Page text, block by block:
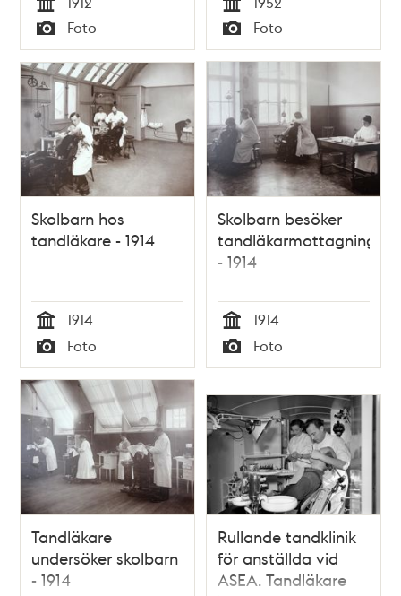
Tid
Typ
Foto Tid
Typ
Foto
Skolbarn hos
tandläkare - 1914
Tid
1914
Typ
Foto
Skolbarn besöker
tandläkarmottagning
- 1914
Tid
1914
Typ
Foto
Tandläkare
undersöker skolbarn
- 1914
Rullande tandklinik
för anställda vid
ASEA. Tandläkare